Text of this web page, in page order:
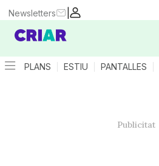
|
Newsletters
PLANS ESTIU PANTALLES